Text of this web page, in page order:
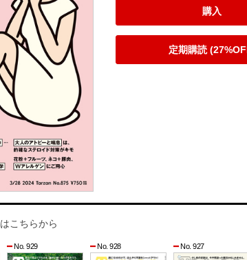
購入
定期購読
こちらから
No. 929 No. 928 No. 927